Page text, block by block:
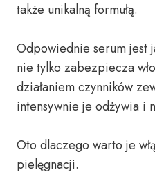
także unikalną formułą.
Odpowiednie serum jest
nie tylko zabezpiecza
działaniem czynników
intensywnie je odżywia i
Oto dlaczego warto je
pielęgnacji.